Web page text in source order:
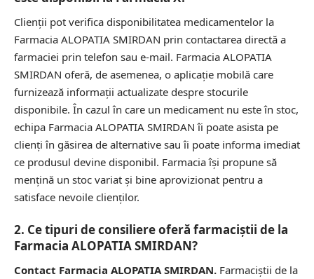
Clienții pot verifica disponibilitatea medicamentelor la
Farmacia ALOPATIA SMIRDAN prin contactarea directă a
farmaciei prin telefon sau e-mail. Farmacia ALOPATIA
SMIRDAN oferă, de asemenea, o aplicație mobilă care
furnizează informații actualizate despre stocurile
disponibile. În cazul în care un medicament nu este în stoc,
echipa Farmacia ALOPATIA SMIRDAN îi poate asista pe
clienți în găsirea de alternative sau îi poate informa imediat
ce produsul devine disponibil. Farmacia își propune să
mențină un stoc variat și bine aprovizionat pentru a
satisface nevoile clienților.
2. Ce tipuri de consiliere oferă farmaciștii de la
Farmacia ALOPATIA SMIRDAN?
Contact Farmacia ALOPATIA SMIRDAN. Farmaciștii de la